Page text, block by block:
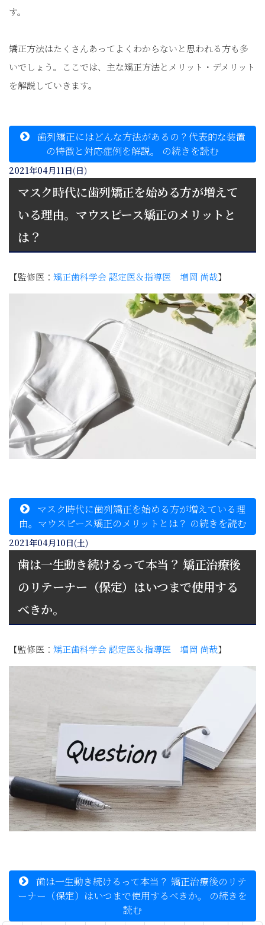
す。
矯正方法はたくさんあってよくわからないと思われる方も多
いでしょう。ここでは、主な矯正方法とメリット・デメリット
を解説していきます。
歯列矯正にはどんな方法があるの？代表的な装置
の特徴と対応症例を解説。 の続きを読む
2021年04月11日(日)
マスク時代に歯列矯正を始める方が増えて
いる理由。マウスピース矯正のメリットと
は？
【監修医： 矯正歯科学会 認定医＆指導医 増岡 尚哉】
マスク時代に歯列矯正を始める方が増えている理
由。マウスピース矯正のメリットとは？ の続きを読む
2021年04月10日(土)
歯は一生動き続けるって本当？ 矯正治療後
のリテーナー（保定）はいつまで使用する
べきか。
【監修医： 矯正歯科学会 認定医＆指導医 増岡 尚哉】
歯は一生動き続けるって本当？ 矯正治療後のリテ
ーナー（保定）はいつまで使用するべきか。 の続きを
読む